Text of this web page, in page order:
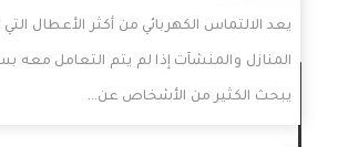
يعد الالتماس الكهربائي من أكثر الأعطال
المنازل والمنشآت إذا لم يتم التعامل معه
يبحث الكثير من الأشخاص عن…